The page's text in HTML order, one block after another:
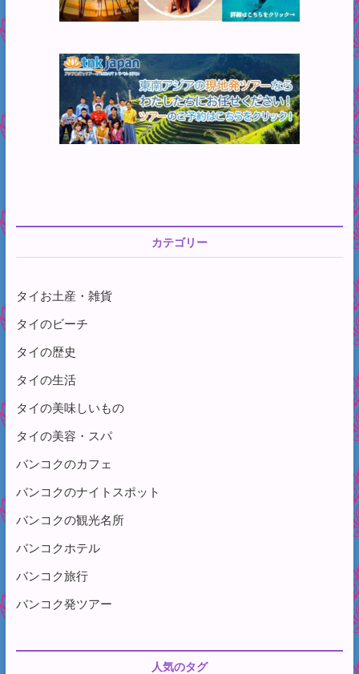
カテゴリー
タイお土産・雑貨
タイのビーチ
タイの歴史
タイの生活
タイの美味しいもの
タイの美容・スパ
バンコクのカフェ
バンコクのナイトスポット
バンコクの観光名所
バンコクホテル
バンコク旅行
バンコク発ツアー
人気のタグ